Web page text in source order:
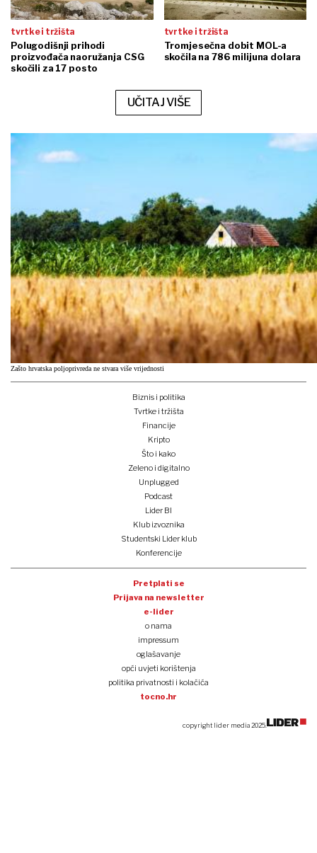
tvrtke i tržišta
Polugodišnji prihodi
proizvođača naoružanja CSG
skočili za 17 posto
tvrtke i tržišta
Tromjesečna dobit MOL-a
skočila na 786 milijuna dolara
UČITAJ VIŠE
Zašto hrvatska poljoprivreda ne stvara više vrijednosti
Biznis i politika
Tvrtke i tržišta
Financije
Kripto
Što i kako
Zeleno i digitalno
Unplugged
Podcast
Lider BI
Klub izvoznika
Studentski Lider klub
Konferencije
Pretplati se
Prijava na newsletter
e-lider
o nama
impressum
oglašavanje
opći uvjeti korištenja
politika privatnosti i kolačića
tocno.hr
copyright lider media 2025.